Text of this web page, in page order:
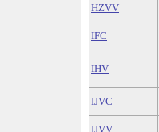
HZVV
IFC
IHV
IJVC
IJVV